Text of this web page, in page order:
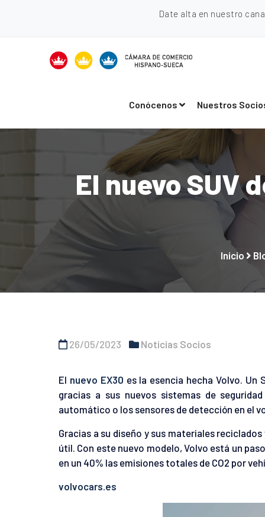
Date alta en nuestro
Conócenos Nuestros
El nuevo SUV
Inicio
26/05/2023 Noticias Socios
El nuevo EX30 es la esencia hecha Volvo.
gracias a sus nuevos sistemas de
automático o los sensores de detección en el
Gracias a su diseño y sus materiales
útil. Con este nuevo modelo, Volvo está un
en un 40% las emisiones totales de CO2 por
volvocars.es